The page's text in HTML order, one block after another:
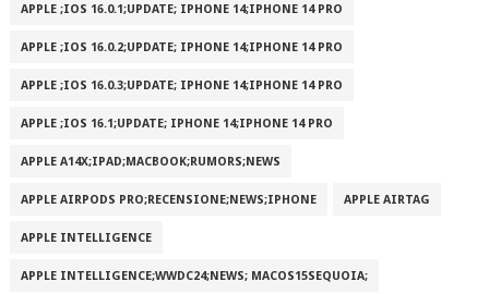
APPLE ;IOS 16.0.1;UPDATE; IPHONE 14;IPHONE 14 PRO
APPLE ;IOS 16.0.2;UPDATE; IPHONE 14;IPHONE 14 PRO
APPLE ;IOS 16.0.3;UPDATE; IPHONE 14;IPHONE 14 PRO
APPLE ;IOS 16.1;UPDATE; IPHONE 14;IPHONE 14 PRO
APPLE A14X;IPAD;MACBOOK;RUMORS;NEWS
APPLE AIRPODS PRO;RECENSIONE;NEWS;IPHONE APPLE AIRTAG
APPLE INTELLIGENCE
APPLE INTELLIGENCE;WWDC24;NEWS; MACOS15SEQUOIA;